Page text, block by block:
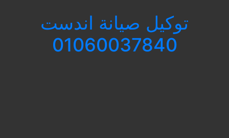
توكيل صيانة اندست
01060037840